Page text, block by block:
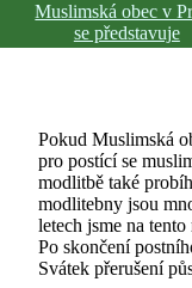
Muslimská obec v
se představuje
Pokud Muslimská
pro postící se
modlitbě také
modlitebny jsou
letech jsme na
Po skončení
Svátek přerušení